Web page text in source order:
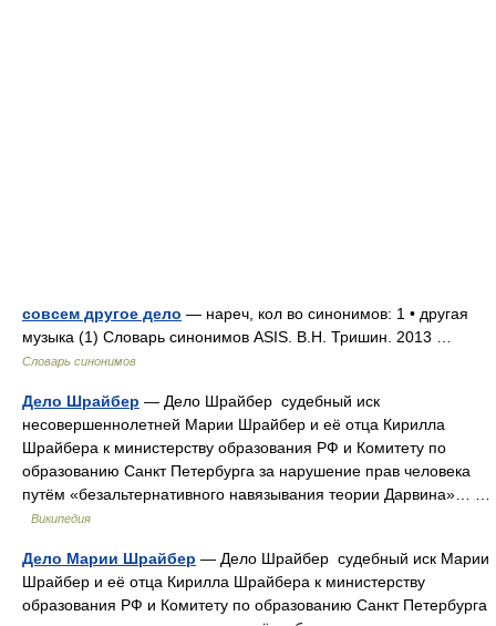
совсем другое дело — нареч, кол во синонимов: 1 • другая
музыка (1) Словарь синонимов ASIS. В.Н. Тришин. 2013 …
Словарь синонимов
Дело Шрайбер — Дело Шрайбер судебный иск
несовершеннолетней Марии Шрайбер и её отца Кирилла
Шрайбера к министерству образования РФ и Комитету по
образованию Санкт Петербурга за нарушение прав человека
путём «безальтернативного навязывания теории Дарвина»… …
Википедия
Дело Марии Шрайбер — Дело Шрайбер судебный иск Марии
Шрайбер и её отца Кирилла Шрайбера к министерству
образования РФ и Комитету по образованию Санкт Петербурга